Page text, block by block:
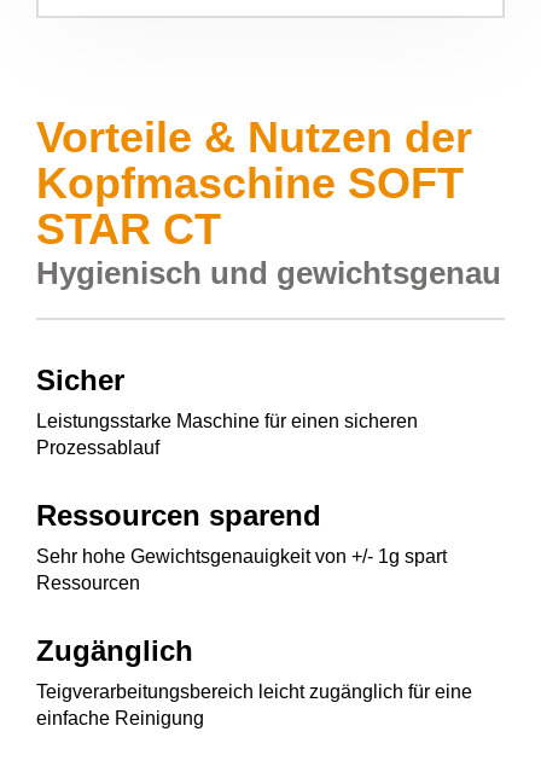
Vorteile & Nutzen der
Kopfmaschine SOFT
STAR CT
Hygienisch und gewichtsgenau
Sicher
Leistungsstarke Maschine für einen sicheren
Prozessablauf
Ressourcen sparend
Sehr hohe Gewichtsgenauigkeit von +/- 1g spart
Ressourcen
Zugänglich
Teigverarbeitungsbereich leicht zugänglich für eine
einfache Reinigung